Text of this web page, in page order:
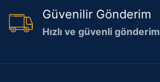
Güvenilir Gönderim
Hızlı ve güvenli gönderim